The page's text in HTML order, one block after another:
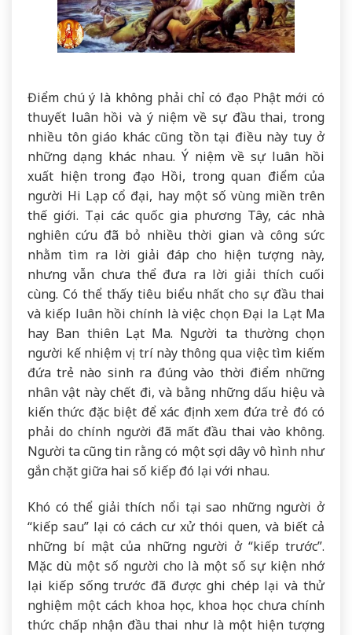
Điểm chú ý là không phải chỉ có đạo Phật mới có
thuyết luân hồi và ý niệm về sự đầu thai, trong
nhiều tôn giáo khác cũng tồn tại điều này tuy ở
những dạng khác nhau. Ý niệm về sự luân hồi
xuất hiện trong đạo Hồi, trong quan điểm của
người Hi Lạp cổ đại, hay một số vùng miền trên
thế giới. Tại các quốc gia phương Tây, các nhà
nghiên cứu đã bỏ nhiều thời gian và công sức
nhằm tìm ra lời giải đáp cho hiện tượng này,
nhưng vẫn chưa thể đưa ra lời giải thích cuối
cùng. Có thể thấy tiêu biểu nhất cho sự đầu thai
và kiếp luân hồi chính là việc chọn Đại la Lạt Ma
hay Ban thiên Lạt Ma. Người ta thường chọn
người kế nhiệm vị trí này thông qua việc tìm kiếm
đứa trẻ nào sinh ra đúng vào thời điểm những
nhân vật này chết đi, và bằng những dấu hiệu và
kiến thức đặc biệt để xác định xem đứa trẻ đó có
phải do chính người đã mất đầu thai vào không.
Người ta cũng tin rằng có một sợi dây vô hình như
gắn chặt giữa hai số kiếp đó lại với nhau.
Khó có thể giải thích nổi tại sao những người ở
“kiếp sau” lại có cách cư xử thói quen, và biết cả
những bí mật của những người ở “kiếp trước”.
Mặc dù một số người cho là một số sự kiện nhớ
lại kiếp sống trước đã được ghi chép lại và thử
nghiệm một cách khoa học, khoa học chưa chính
thức chấp nhận đầu thai như là một hiện tượng